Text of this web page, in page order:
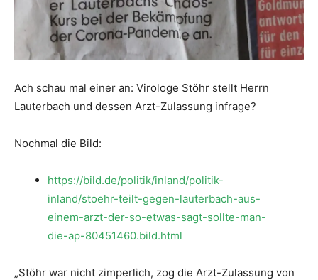
Ach schau mal einer an: Virologe Stöhr stellt Herrn
Lauterbach und dessen Arzt-Zulassung infrage?
Nochmal die Bild:
https://bild.de/politik/inland/politik-
inland/stoehr-teilt-gegen-lauterbach-aus-
einem-arzt-der-so-etwas-sagt-sollte-man-
die-ap-80451460.bild.html
„Stöhr war nicht zimperlich, zog die Arzt-Zulassung von